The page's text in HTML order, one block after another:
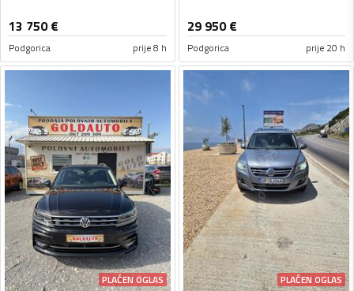
13 750€
Podgorica prije 8 h
29 950€
Podgorica prije 20 h
PLAĆEN OGLAS PLAĆEN OGLAS